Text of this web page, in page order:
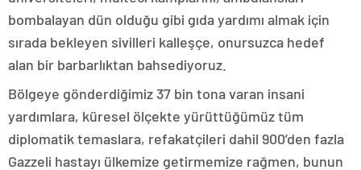
bombalayan dün olduğu gibi gıda yardımı almak için
sırada bekleyen sivilleri kalleşçe, onursuzca hedef
alan bir barbarlıktan bahsediyoruz.
Bölgeye gönderdiğimiz 37 bin tona varan insani
yardımlara, küresel ölçekte yürüttüğümüz tüm
diplomatik temaslara, refakatçileri dahil 900’den fazla
Gazzeli hastayı ülkemize getirmemize rağmen, bunun